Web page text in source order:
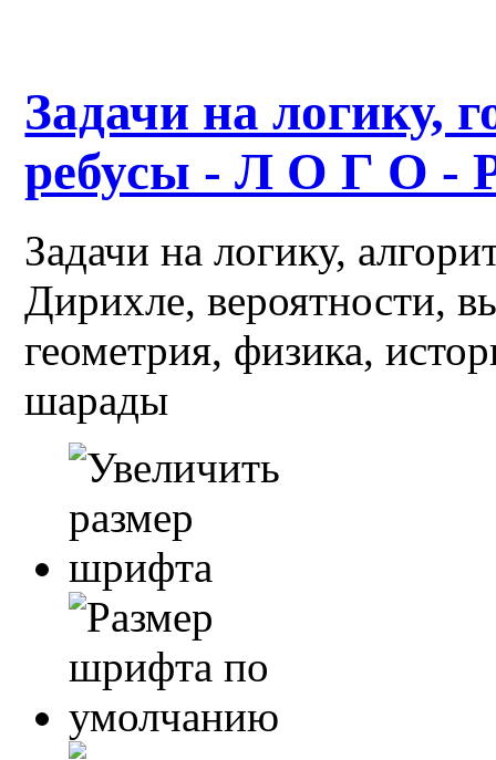
Задачи на логику,
ребусы - Л О Г О -
Задачи на логику,
Дирихле, вероятности,
геометрия, физика,
шарады